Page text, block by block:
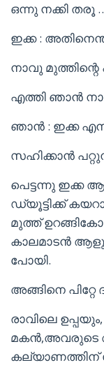
ഒന്നു നക്കി തരൂ
ഇക്ക :
നാവു
എത്തി ഞാൻ
ഞാൻ : ഇക്ക
സഹിക്കാൻ
പെട്ടന്നു ഇക്ക
ഡ്യൂട്ടിക്ക്
മുത്ത്
കാലമാടൻ
പോയി.
അങ്ങിനെ പിറ്റേ
രാവിലെ
മകൻ,അവരുടെ